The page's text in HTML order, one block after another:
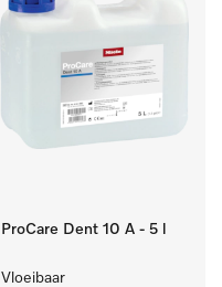
ProCare Dent 10 A - 5 l
Vloeibaar